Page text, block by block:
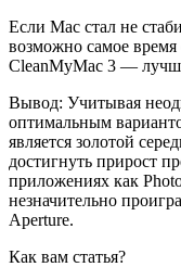
Если Mac стал не
возможно самое время
CleanMyMac 3 —
Вывод: Учитывая
оптимальным
является золотой
достигнуть прирост
приложениях как
незначительно
Aperture.
Как вам статья?